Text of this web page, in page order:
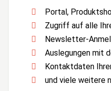
Portal,
Zugriff auf alle
Newsletter-
Auslegungen mit
Kontaktdaten
und viele weitere